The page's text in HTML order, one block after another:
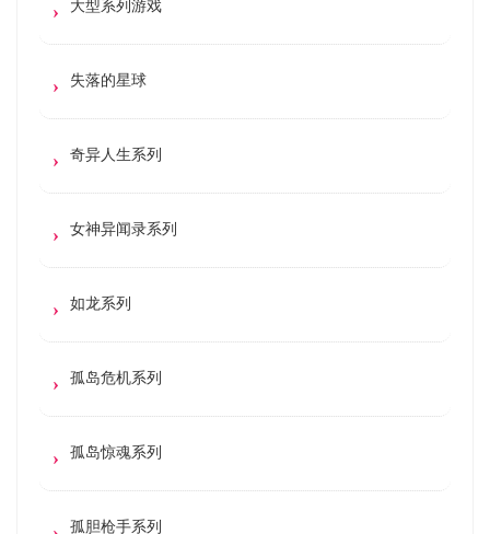
大型系列游戏
失落的星球
奇异人生系列
女神异闻录系列
如龙系列
孤岛危机系列
孤岛惊魂系列
孤胆枪手系列